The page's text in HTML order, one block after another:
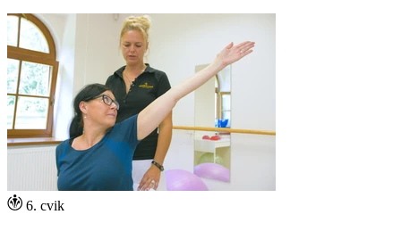
6. cvik